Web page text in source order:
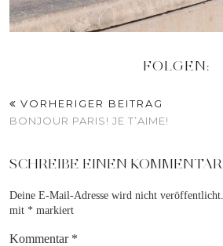
FOLGEN:
VORHERIGER BEITRAG
BONJOUR PARIS! JE T’AIME!
SCHREIBE EINEN KOMMENTAR
Deine E-Mail-Adresse wird nicht veröffentlicht.
mit * markiert
Kommentar *